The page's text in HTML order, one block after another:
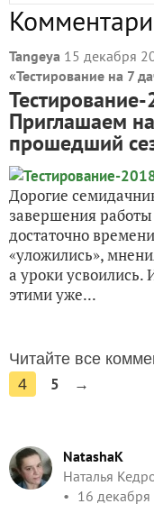
Итоговые отчеты.
Тестируем
"Зимний домик" -
Тестирование
Тестирование
Tangeya 15 декабря
«Тестирование на 7
Приглашаем
прошедший
Дорогие
завершения
достаточно
«уложились»,
а уроки усвоились.
этими уже...
Читайте все
4 5 →
NatashaK
Наталья
16